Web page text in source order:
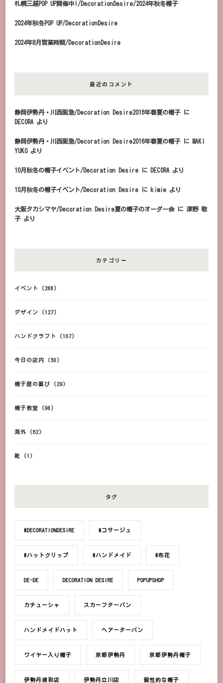
札幌三越POP UP開催中!/DecorationDesire/2024年秋冬帽子
2024年秋冬POP UP/DecorationDesire
2024年8月営業時間/DecorationDesire
最近のコメント
静岡伊勢丹・川西阪急/Decoration Desire2016年春夏の帽子に
DECORA より
静岡伊勢丹・川西阪急/Decoration Desire2016年春夏の帽子に
MAKI
YUKOより
10月秋冬の帽子イベント/Decoration Desire に DECORA より
10月秋冬の帽子イベント/Decoration Desire に kimie より
大阪タカシマヤ/Decoration Desire夏の帽子のオーダー会に 津野 敬
子より
カテゴリー
イベント (288)
デザイン (127)
ハンドクラフト (107)
今日の店内 (50)
帽子屋の喜び (29)
帽子教室 (98)
海外 (62)
靴 (1)
タグ
#DECORATIONDESIRE #コサージュ
#ハットクリップ #ハンドメイド #布花
DE-DE DECORATION DESIRE POPUPSHOP
カチューシャ スカーフターバン
ハンドメイドハット ヘアーターバン
ワイヤー入り帽子 京都伊勢丹 京都伊勢丹帽子
伊勢丹浦和店 伊勢丹立川店 個性的な帽子